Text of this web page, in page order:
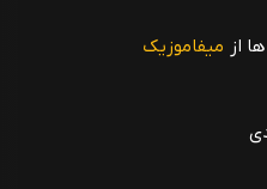
ها از میفاموزیک